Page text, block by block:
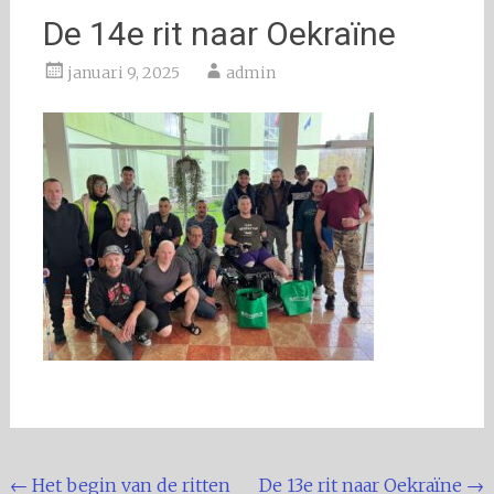
De 14e rit naar Oekraïne
januari 9, 2025 admin
← Het begin van de ritten De 13e rit naar Oekraïne →